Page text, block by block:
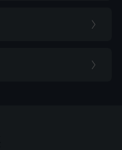

